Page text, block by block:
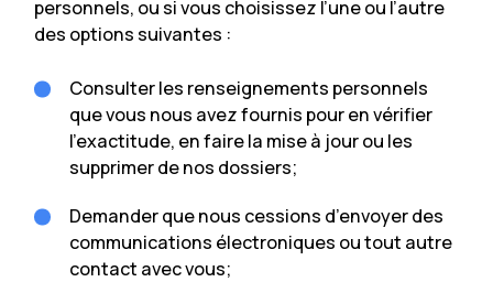
personnels, ou si vous choisissez l’une ou l’autre
des options suivantes :
Consulter les renseignements personnels
que vous nous avez fournis pour en vérifier
l’exactitude, en faire la mise à jour ou les
supprimer de nos dossiers;
Demander que nous cessions d’envoyer des
communications électroniques ou tout autre
contact avec vous;